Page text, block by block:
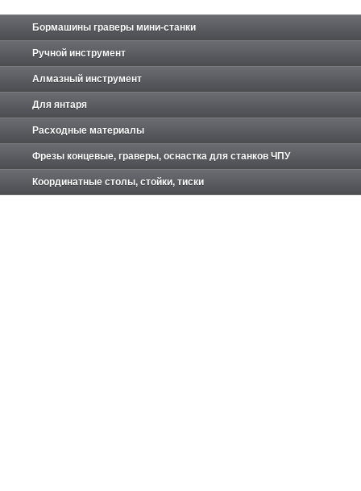
Бормашины граверы мини-станки
Ручной инструмент
Алмазный инструмент
Для янтаря
Расходные материалы
Фрезы концевые, граверы, оснастка для станков ЧПУ
Координатные столы, стойки, тиски